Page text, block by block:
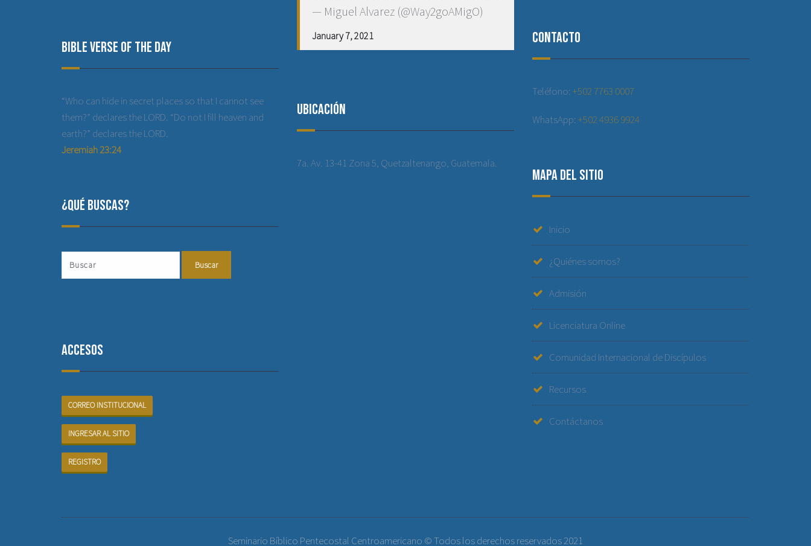
Bible Verse of the Day
“Who can hide in secret places so that I cannot see
them?” declares the LORD. “Do not I fill heaven and
earth?” declares the LORD.
Jeremiah 23:24
¿Qué buscas?
Accesos
CORREO INSTITUCIONAL
INGRESAR AL SITIO
REGISTRO
— Miguel Alvarez (@Way2goAMigO)
January 7, 2021
Ubicación
7a. Av. 13-41 Zona 5, Quetzaltenango, Guatemala.
Contacto
Teléfono:+502 7763 0007
WhatsApp:+502 4936 9924
Mapa del sitio
Inicio
¿Quiénes somos?
Admisión
Licenciatura Online
Comunidad Internacional de Discípulos
Recursos
Contáctanos
Seminario Bíblico Pentecostal Centroamericano © Todos los derechos reservados 2021